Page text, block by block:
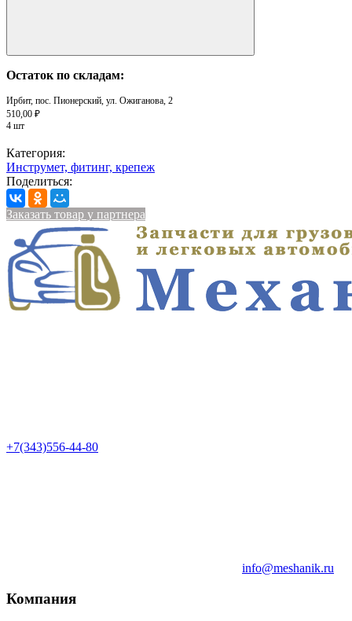
Остаток по складам:
Ирбит, пос. Пионерский, ул. Ожиганова, 2
510,00 ₽
4 шт
Категория:
Инструмет, фитинг, крепеж
Поделиться:
Заказать товар у партнера
+7(343)556-44-80
info@meshanik.ru
Компания